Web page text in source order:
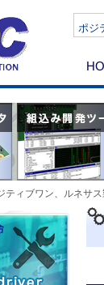
ポジ
ティブワン、ルネサ